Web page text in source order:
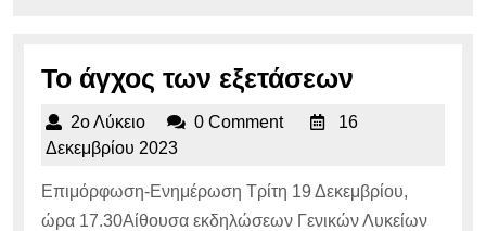
Το άγχος των εξετάσεων
άγχος
2ο Λύκειο2ο
Λύκειο
0 Comment
16
Δεκεμβρίου 202316
2023
Επιμόρφωση-Ενημέρωση Τρίτη 19 Δεκεμβρίου,
ώρα 17.30Αίθουσα εκδηλώσεων Γενικών Λυκείων